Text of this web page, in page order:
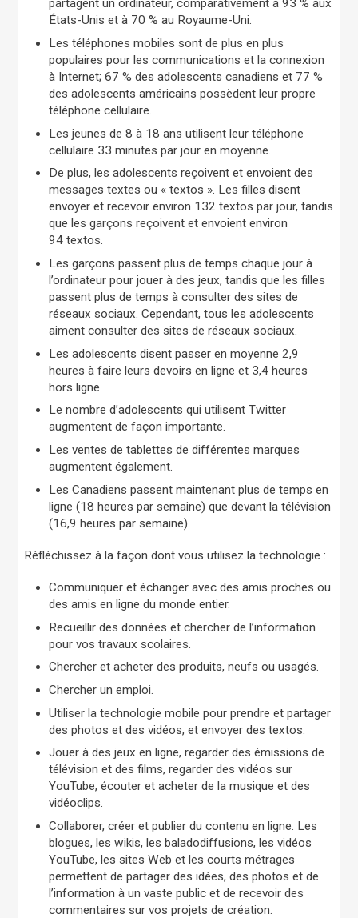
partagent un ordinateur, comparativement à 93 % aux
États-Unis et à 70 % au Royaume-Uni.
Les téléphones mobiles sont de plus en plus
populaires pour les communications et la connexion
à Internet; 67 % des adolescents canadiens et 77 %
des adolescents américains possèdent leur propre
téléphone cellulaire.
Les jeunes de 8 à 18 ans utilisent leur téléphone
cellulaire 33 minutes par jour en moyenne.
De plus, les adolescents reçoivent et envoient des
messages textes ou « textos ». Les filles disent
envoyer et recevoir environ 132 textos par jour, tandis
que les garçons reçoivent et envoient environ
94 textos.
Les garçons passent plus de temps chaque jour à
l’ordinateur pour jouer à des jeux, tandis que les filles
passent plus de temps à consulter des sites de
réseaux sociaux. Cependant, tous les adolescents
aiment consulter des sites de réseaux sociaux.
Les adolescents disent passer en moyenne 2,9
heures à faire leurs devoirs en ligne et 3,4 heures
hors ligne.
Le nombre d’adolescents qui utilisent Twitter
augmentent de façon importante.
Les ventes de tablettes de différentes marques
augmentent également.
Les Canadiens passent maintenant plus de temps en
ligne (18 heures par semaine) que devant la télévision
(16,9 heures par semaine).
Réfléchissez à la façon dont vous utilisez la technologie :
Communiquer et échanger avec des amis proches ou
des amis en ligne du monde entier.
Recueillir des données et chercher de l’information
pour vos travaux scolaires.
Chercher et acheter des produits, neufs ou usagés.
Chercher un emploi.
Utiliser la technologie mobile pour prendre et partager
des photos et des vidéos, et envoyer des textos.
Jouer à des jeux en ligne, regarder des émissions de
télévision et des films, regarder des vidéos sur
YouTube, écouter et acheter de la musique et des
vidéoclips.
Collaborer, créer et publier du contenu en ligne. Les
blogues, les wikis, les baladodiffusions, les vidéos
YouTube, les sites Web et les courts métrages
permettent de partager des idées, des photos et de
l’information à un vaste public et de recevoir des
commentaires sur vos projets de création.